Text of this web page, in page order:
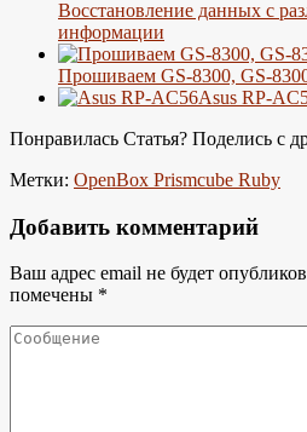
Восстановление данных с
информации
Прошиваем GS-8300, GS-
Asus RP-
Понравилась Статья? Поделись с
Метки: OpenBox Prismcube Ruby
Добавить комментарий
Ваш адрес email не будет
помечены *